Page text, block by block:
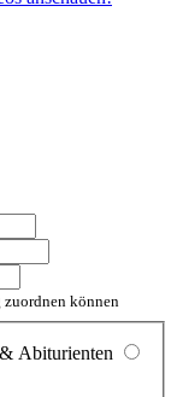
können
Abiturienten